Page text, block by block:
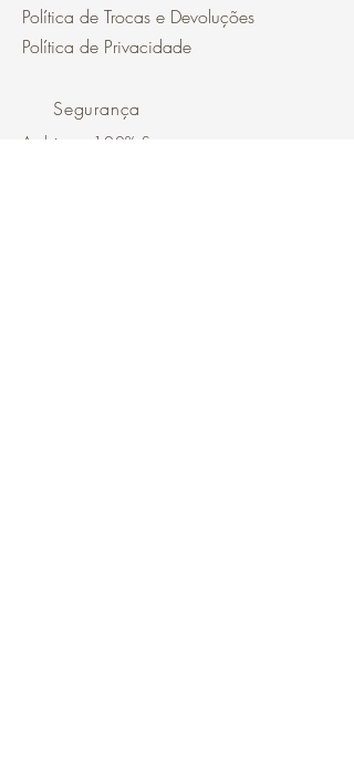
Política de Trocas e Devoluções
Política de Privacidade
Segurança
Ambiente 100% Seguro.